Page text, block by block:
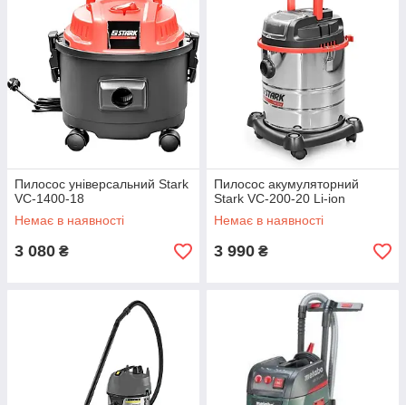
Пилосос універсальний Stark
VC-1400-18
Немає в наявності
3 080 ₴
Пилосос акумуляторний
Stark VC-200-20 Li-ion
Немає в наявності
3 990 ₴